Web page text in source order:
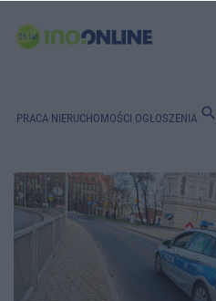
PRACA NIERUCHOMOŚCI OGŁOSZENIA search